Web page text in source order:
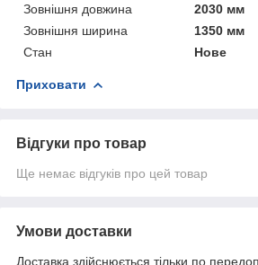
Зовнішня довжина
2030 мм
Зовнішня ширина
1350 мм
Стан
Нове
Приховати
Відгуки про товар
Ще немає відгуків про цей товар
Умови доставки
Доставка здійснюється тільки по